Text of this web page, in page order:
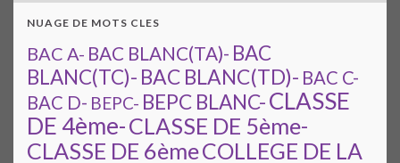
NUAGE DE MOTS CLES
BAC A- BAC BLANC(TA)- BAC
BLANC(TC)- BAC BLANC(TD)- BAC C-
BAC D- BEPC- BEPC BLANC-CLASSE
DE 4ème-CLASSE DE 5ème-
CLASSE DE 6èmeCOLLEGE DE LA